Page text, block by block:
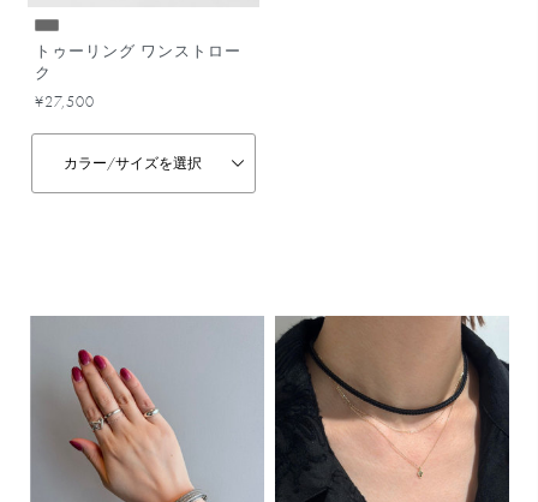
トゥーリング ワンストロー
ク
¥27,500
カラー/サイズを選択